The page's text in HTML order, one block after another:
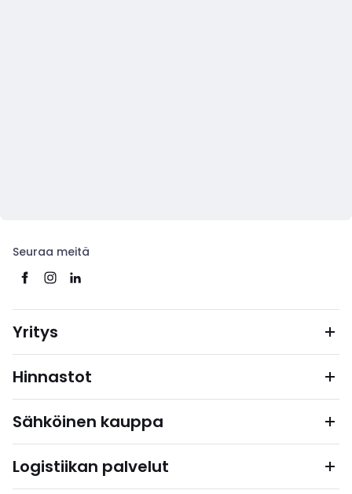
Seuraa meitä
Yritys
Hinnastot
Sähköinen kauppa
Logistiikan palvelut